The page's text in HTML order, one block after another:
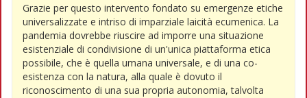
Grazie per questo intervento fondato su emergenze etiche
universalizzate e intriso di imparziale laicità ecumenica. La
pandemia dovrebbe riuscire ad imporre una situazione
esistenziale di condivisione di un'unica piattaforma etica
possibile, che è quella umana universale, e di una co-
esistenza con la natura, alla quale è dovuto il
riconoscimento di una sua propria autonomia, talvolta